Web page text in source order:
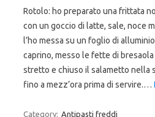
Rotolo: ho preparato una frittata
con un goccio di latte, sale, noce
l’ho messa su un foglio di
caprino, messo le fette di
stretto e chiuso il salametto nella
fino a mezz’ora prima di servire.…
Category: Antipasti freddi